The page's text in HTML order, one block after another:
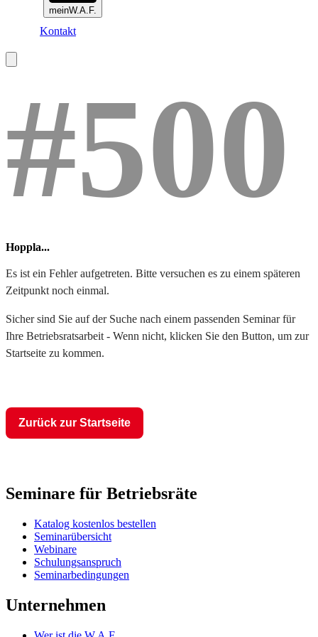
meinW.A.F.
Kontakt
#500
Hoppla...
Es ist ein Fehler aufgetreten. Bitte versuchen es zu einem späteren
Zeitpunkt noch einmal.
Sicher sind Sie auf der Suche nach einem passenden Seminar für
Ihre Betriebsratsarbeit - Wenn nicht, klicken Sie den Button, um zur
Startseite zu kommen.
Zurück zur Startseite
Seminare für Betriebsräte
Katalog kostenlos bestellen
Seminarübersicht
Webinare
Schulungsanspruch
Seminarbedingungen
Unternehmen